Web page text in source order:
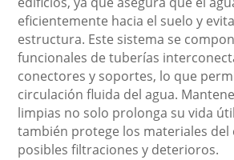
eficientemente hacia el suelo y
estructura. Este sistema se
funcionales de tuberías
conectores y soportes, lo que
circulación fluida del agua.
limpias no solo prolonga su vida
también protege los materiales del
posibles filtraciones y deterioros.